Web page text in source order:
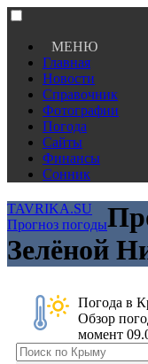
МЕНЮ
Главная
Новости
Справочник
Фотографии
Погода
Сайты
Финансы
Сонник
TAVRIKA.SU
Прогноз погоды
Зелёной
Погода в
Обзор
момент